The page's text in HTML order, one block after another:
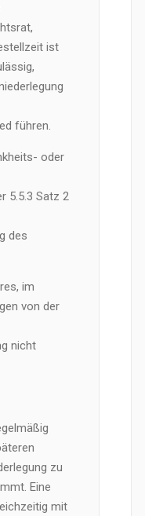
ist
führen.
oder
5.5.3 Satz 2
des
im
von der
nicht
zu
Eine
mit